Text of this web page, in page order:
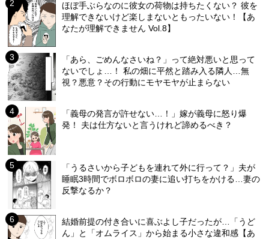
ほぼ手ぶらなのに彼女の荷物は持ちたくない？ 彼を
理解できないけど楽しまないともったいない！【あ
なたが理解できません Vol.8】
「あら、ごめんなさいね？」って絶対悪いと思って
ないでしょ…！ 私の畑に平然と踏み入る隣人…無
視？悪意？その行動にモヤモヤが止まらない
「義母の発言が許せない…！」嫁が義母に怒り爆
発！ 夫は仕方ないと言うけれど諦めるべき？
「うるさいから子どもを連れて外に行って？」夫が
睡眠3時間でボロボロの妻に追い打ちをかける…妻の
反撃なるか？
結婚前提の付き合いに喜ぶよし子だったが…「うど
ん」と「オムライス」から始まる小さな違和感【あ